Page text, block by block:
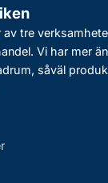
av tre
Vi har mer
såväl